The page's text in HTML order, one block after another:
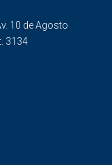
10 de Agosto
3134